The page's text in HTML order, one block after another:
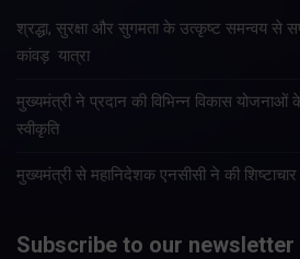
श्रद्धा, सुरक्षा और सुगमता के उत्कृष्ट समन्वय से
कांवड़ यात्रा
मुख्यमंत्री ने प्रदान की विभिन्न विकास योजनाओं
स्वीकृति
मुख्यमंत्री से महानिदेशक एनसीसी ने की
Subscribe to our newsletter